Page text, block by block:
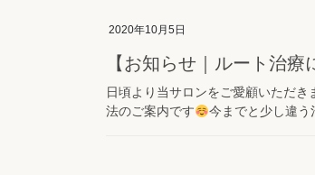
2020年10月5日
【お知らせ｜ルート治療
日頃より当サロンをご愛顧いただ
法のご案内です
今までと少し違